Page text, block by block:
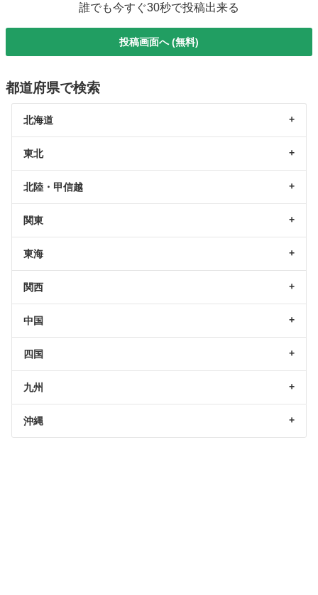
誰でも今すぐ30秒で投稿出来る
投稿画面へ (無料)
都道府県で検索
北海道
東北
北陸・甲信越
関東
東海
関西
中国
四国
九州
沖縄